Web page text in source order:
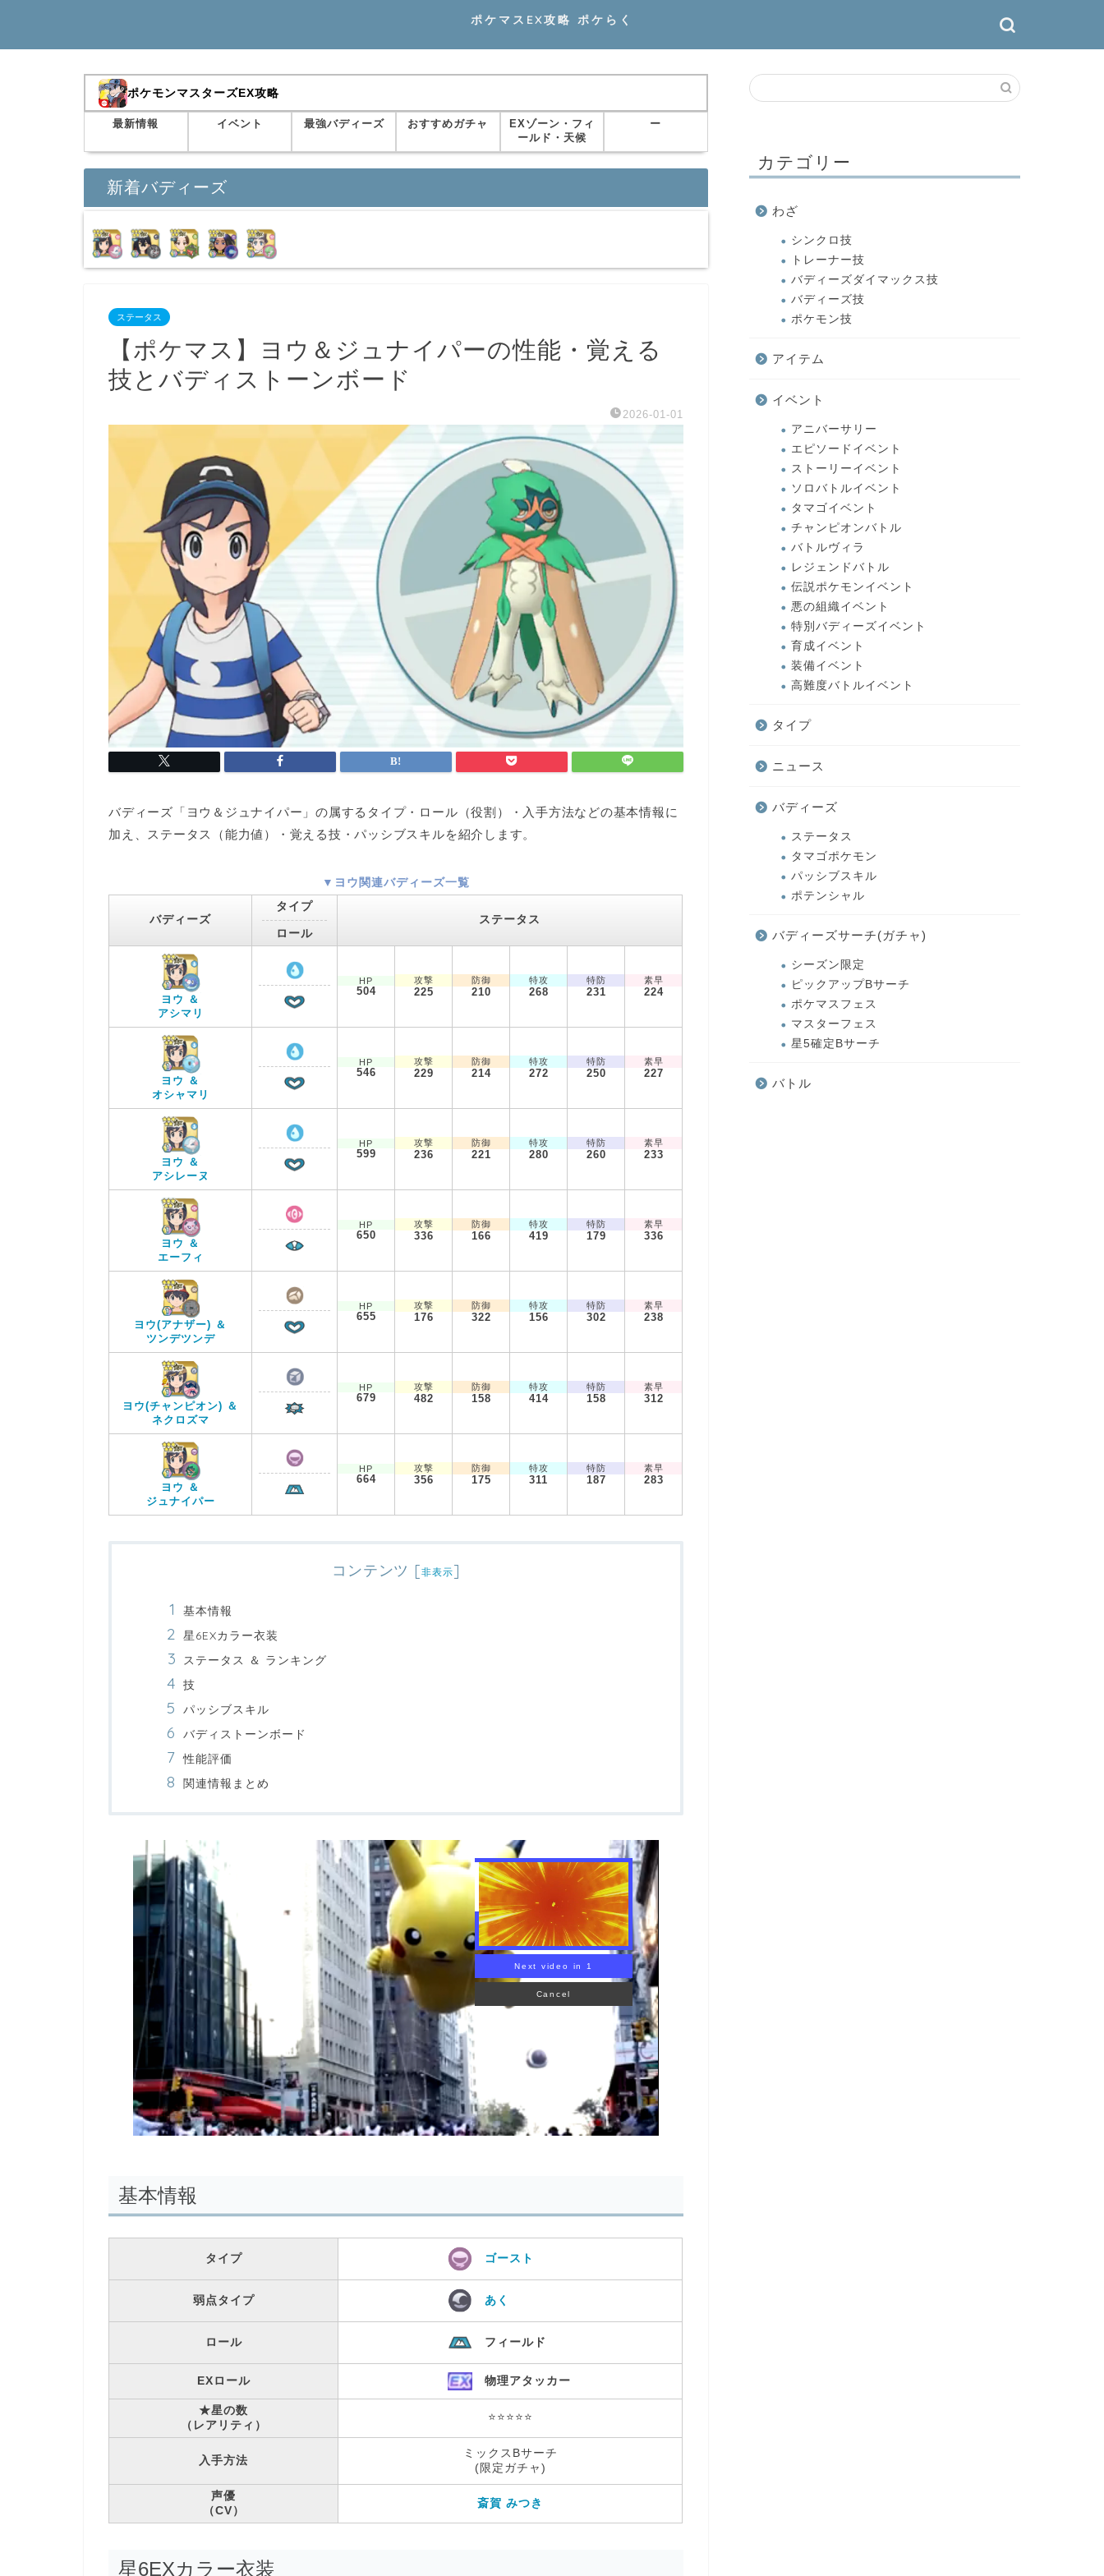
ポケマスEX攻略 ポケらく
ポケモンマスターズEX攻略
最新情報 イベント 最強バディーズ おすすめガチャ
EXゾーン・フィ
ールド・天候
ー
新着バディーズ
ステータス
【ポケマス】ヨウ＆ジュナイパーの性能・覚える
技とバディストーンボード
2026-01-01
バディーズ「ヨウ＆ジュナイパー」の属するタイプ・ロール（役割）・入手方法などの基本情報に
加え、ステータス（能力値）・覚える技・パッシブスキルを紹介します。
▼ヨウ関連バディーズ一覧
バディーズ
タイプ
ロール
ステータス
ヨウ ＆
アシマリ
HP
504
攻撃
225
防御
210
特攻
268
特防
231
素早
224
ヨウ ＆
オシャマリ
HP
546
攻撃
229
防御
214
特攻
272
特防
250
素早
227
ヨウ ＆
アシレーヌ
HP
599
攻撃
236
防御
221
特攻
280
特防
260
素早
233
ヨウ ＆
エーフィ
HP
650
攻撃
336
防御
166
特攻
419
特防
179
素早
336
ヨウ(アナザー) ＆
ツンデツンデ
HP
655
攻撃
176
防御
322
特攻
156
特防
302
素早
238
ヨウ(チャンピオン) ＆
ネクロズマ
HP
679
攻撃
482
防御
158
特攻
414
特防
158
素早
312
ヨウ ＆
ジュナイパー
HP
664
攻撃
356
防御
175
特攻
311
特防
187
素早
283
コンテンツ [非表示]
基本情報
星6EXカラー衣装
ステータス ＆ ランキング
技
パッシブスキル
バディストーンボード
性能評価
関連情報まとめ
00:00/01:00 [ TRUVID ] POKEMON
基本情報
タイプ ゴースト
弱点タイプ あく
ロール フィールド
EXロール 物理アタッカー
★星の数
（レアリティ）
⭐️⭐️⭐️⭐️⭐️
入手方法
ミックスBサーチ
(限定ガチャ)
声優
（CV）
斎賀 みつき
星6EXカラー衣装
カテゴリー
わざ
シンクロ技
トレーナー技
バディーズダイマックス技
バディーズ技
ポケモン技
アイテム
イベント
アニバーサリー
エピソードイベント
ストーリーイベント
ソロバトルイベント
タマゴイベント
チャンピオンバトル
バトルヴィラ
レジェンドバトル
伝説ポケモンイベント
悪の組織イベント
特別バディーズイベント
育成イベント
装備イベント
高難度バトルイベント
タイプ
ニュース
バディーズ
ステータス
タマゴポケモン
パッシブスキル
ポテンシャル
バディーズサーチ(ガチャ)
シーズン限定
ピックアップBサーチ
ポケマスフェス
マスターフェス
星5確定Bサーチ
バトル